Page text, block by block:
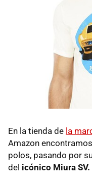
En la tienda de la
Amazon
polos, pasando por
del icónico Miura SV.